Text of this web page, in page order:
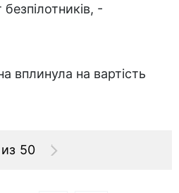
-
вплинула на вартість
из 50